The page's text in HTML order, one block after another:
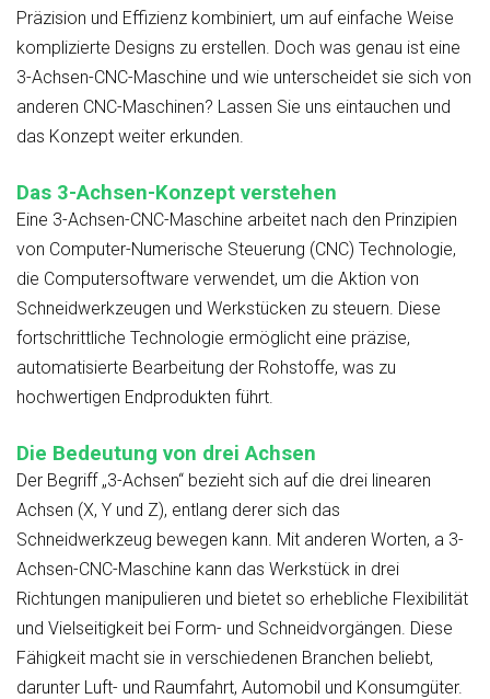
Präzision und Effizienz kombiniert, um auf einfache Weise
komplizierte Designs zu erstellen. Doch was genau ist eine
3-Achsen-CNC-Maschine und wie unterscheidet sie sich von
anderen CNC-Maschinen? Lassen Sie uns eintauchen und
das Konzept weiter erkunden.
Das 3-Achsen-Konzept verstehen
Eine 3-Achsen-CNC-Maschine arbeitet nach den Prinzipien
von Computer-Numerische Steuerung (CNC) Technologie,
die Computersoftware verwendet, um die Aktion von
Schneidwerkzeugen und Werkstücken zu steuern. Diese
fortschrittliche Technologie ermöglicht eine präzise,
automatisierte Bearbeitung der Rohstoffe, was zu
hochwertigen Endprodukten führt.
Die Bedeutung von drei Achsen
Der Begriff „3-Achsen“ bezieht sich auf die drei linearen
Achsen (X, Y und Z), entlang derer sich das
Schneidwerkzeug bewegen kann. Mit anderen Worten, a 3-
Achsen-CNC-Maschine kann das Werkstück in drei
Richtungen manipulieren und bietet so erhebliche Flexibilität
und Vielseitigkeit bei Form- und Schneidvorgängen. Diese
Fähigkeit macht sie in verschiedenen Branchen beliebt,
darunter Luft- und Raumfahrt, Automobil und Konsumgüter.